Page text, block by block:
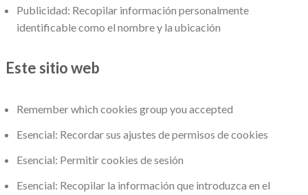
Publicidad: Recopilar información personalmente
identificable como el nombre y la ubicación
Este sitio web
Remember which cookies group you accepted
Esencial: Recordar sus ajustes de permisos de cookies
Esencial: Permitir cookies de sesión
Esencial: Recopilar la información que introduzca en el